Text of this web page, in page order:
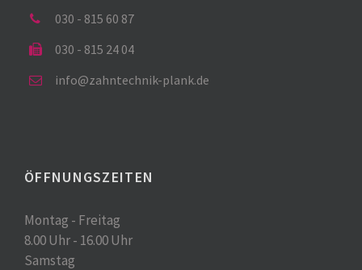
030 - 815 60 87
030 - 815 24 04
info@zahntechnik-plank.de
ÖFFNUNGSZEITEN
Montag - Freitag
8.00 Uhr - 16.00 Uhr
Samstag